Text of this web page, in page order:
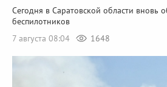
Сегодня в Саратовской области вновь
беспилотников
7 августа 08:04
1648